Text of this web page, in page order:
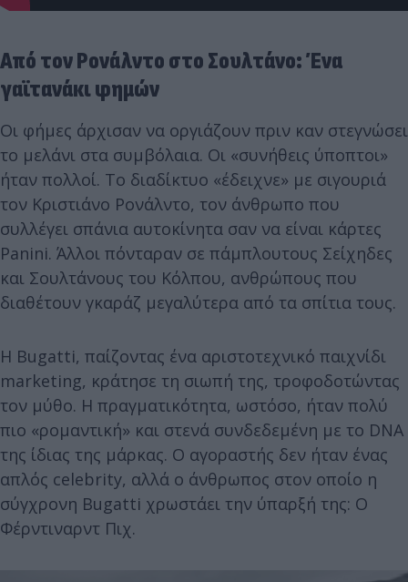
Από τον Ρονάλντο στο Σουλτάνο: Ένα
γαϊτανάκι φημών
Οι φήμες άρχισαν να οργιάζουν πριν καν στεγνώσει
το μελάνι στα συμβόλαια. Οι «συνήθεις ύποπτοι»
ήταν πολλοί. Το διαδίκτυο «έδειχνε» με σιγουριά
τον Κριστιάνο Ρονάλντο, τον άνθρωπο που
συλλέγει σπάνια αυτοκίνητα σαν να είναι κάρτες
Panini. Άλλοι πόνταραν σε πάμπλουτους Σείχηδες
και Σουλτάνους του Κόλπου, ανθρώπους που
διαθέτουν γκαράζ μεγαλύτερα από τα σπίτια τους.
Η Bugatti, παίζοντας ένα αριστοτεχνικό παιχνίδι
marketing, κράτησε τη σιωπή της, τροφοδοτώντας
τον μύθο. Η πραγματικότητα, ωστόσο, ήταν πολύ
πιο «ρομαντική» και στενά συνδεδεμένη με το DNA
της ίδιας της μάρκας. Ο αγοραστής δεν ήταν ένας
απλός celebrity, αλλά ο άνθρωπος στον οποίο η
σύγχρονη Bugatti χρωστάει την ύπαρξή της: Ο
Φέρντιναρντ Πιχ.